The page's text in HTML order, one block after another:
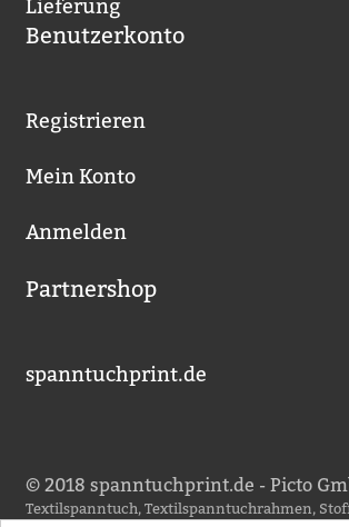
Lieferung
Benutzerkonto
Registrieren
Mein Konto
Anmelden
Partnershop
spanntuchprint.de
© 2018 spanntuchprint.de - Picto
Textilspanntuch, Textilspanntuchrahmen,